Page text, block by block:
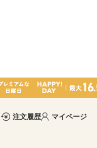
注文履歴 マイページ